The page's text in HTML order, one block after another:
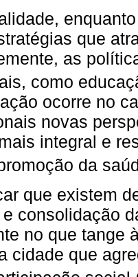
que
as
como
ocorre no
novas
integral e
da
que existem
consolidação
no que tange
cidade que